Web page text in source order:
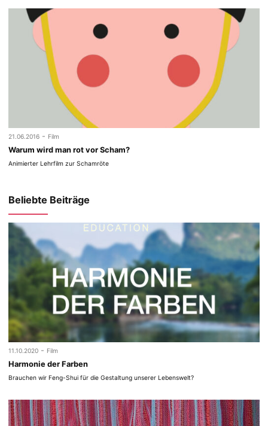
21.06.2016 - Film
Warum wird man rot vor Scham?
Animierter Lehrfilm zur Schamröte
Beliebte Beiträge
11.10.2020 - Film
Harmonie der Farben
Brauchen wir Feng-Shui für die Gestaltung unserer Lebenswelt?